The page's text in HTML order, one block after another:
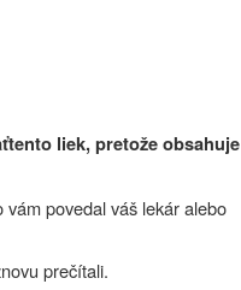
tento liek, pretože obsahuje
povedal váš lekár alebo
prečítali.